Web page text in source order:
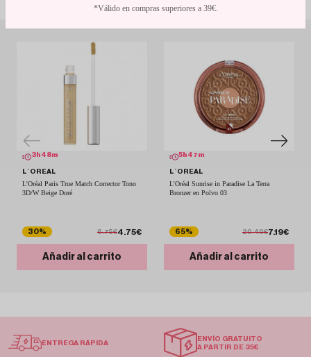
3 h 48m
L´OREAL
L'Oréal Paris True Match Corrector Tono
3D/W Beige Doré
30% 6.75€4.75€
Añadir al carrito
5 h 47 m
L´OREAL
L'Oréal Sunrise in Paradise La Terra
Bronzer en Polvo 03
65% 20.40€7.19€
Añadir al carrito
ENTREGA RÁPIDA
ENVÍO GRATUITO
A PARTIR DE 35€
*Válido en compras superiores a 39€.